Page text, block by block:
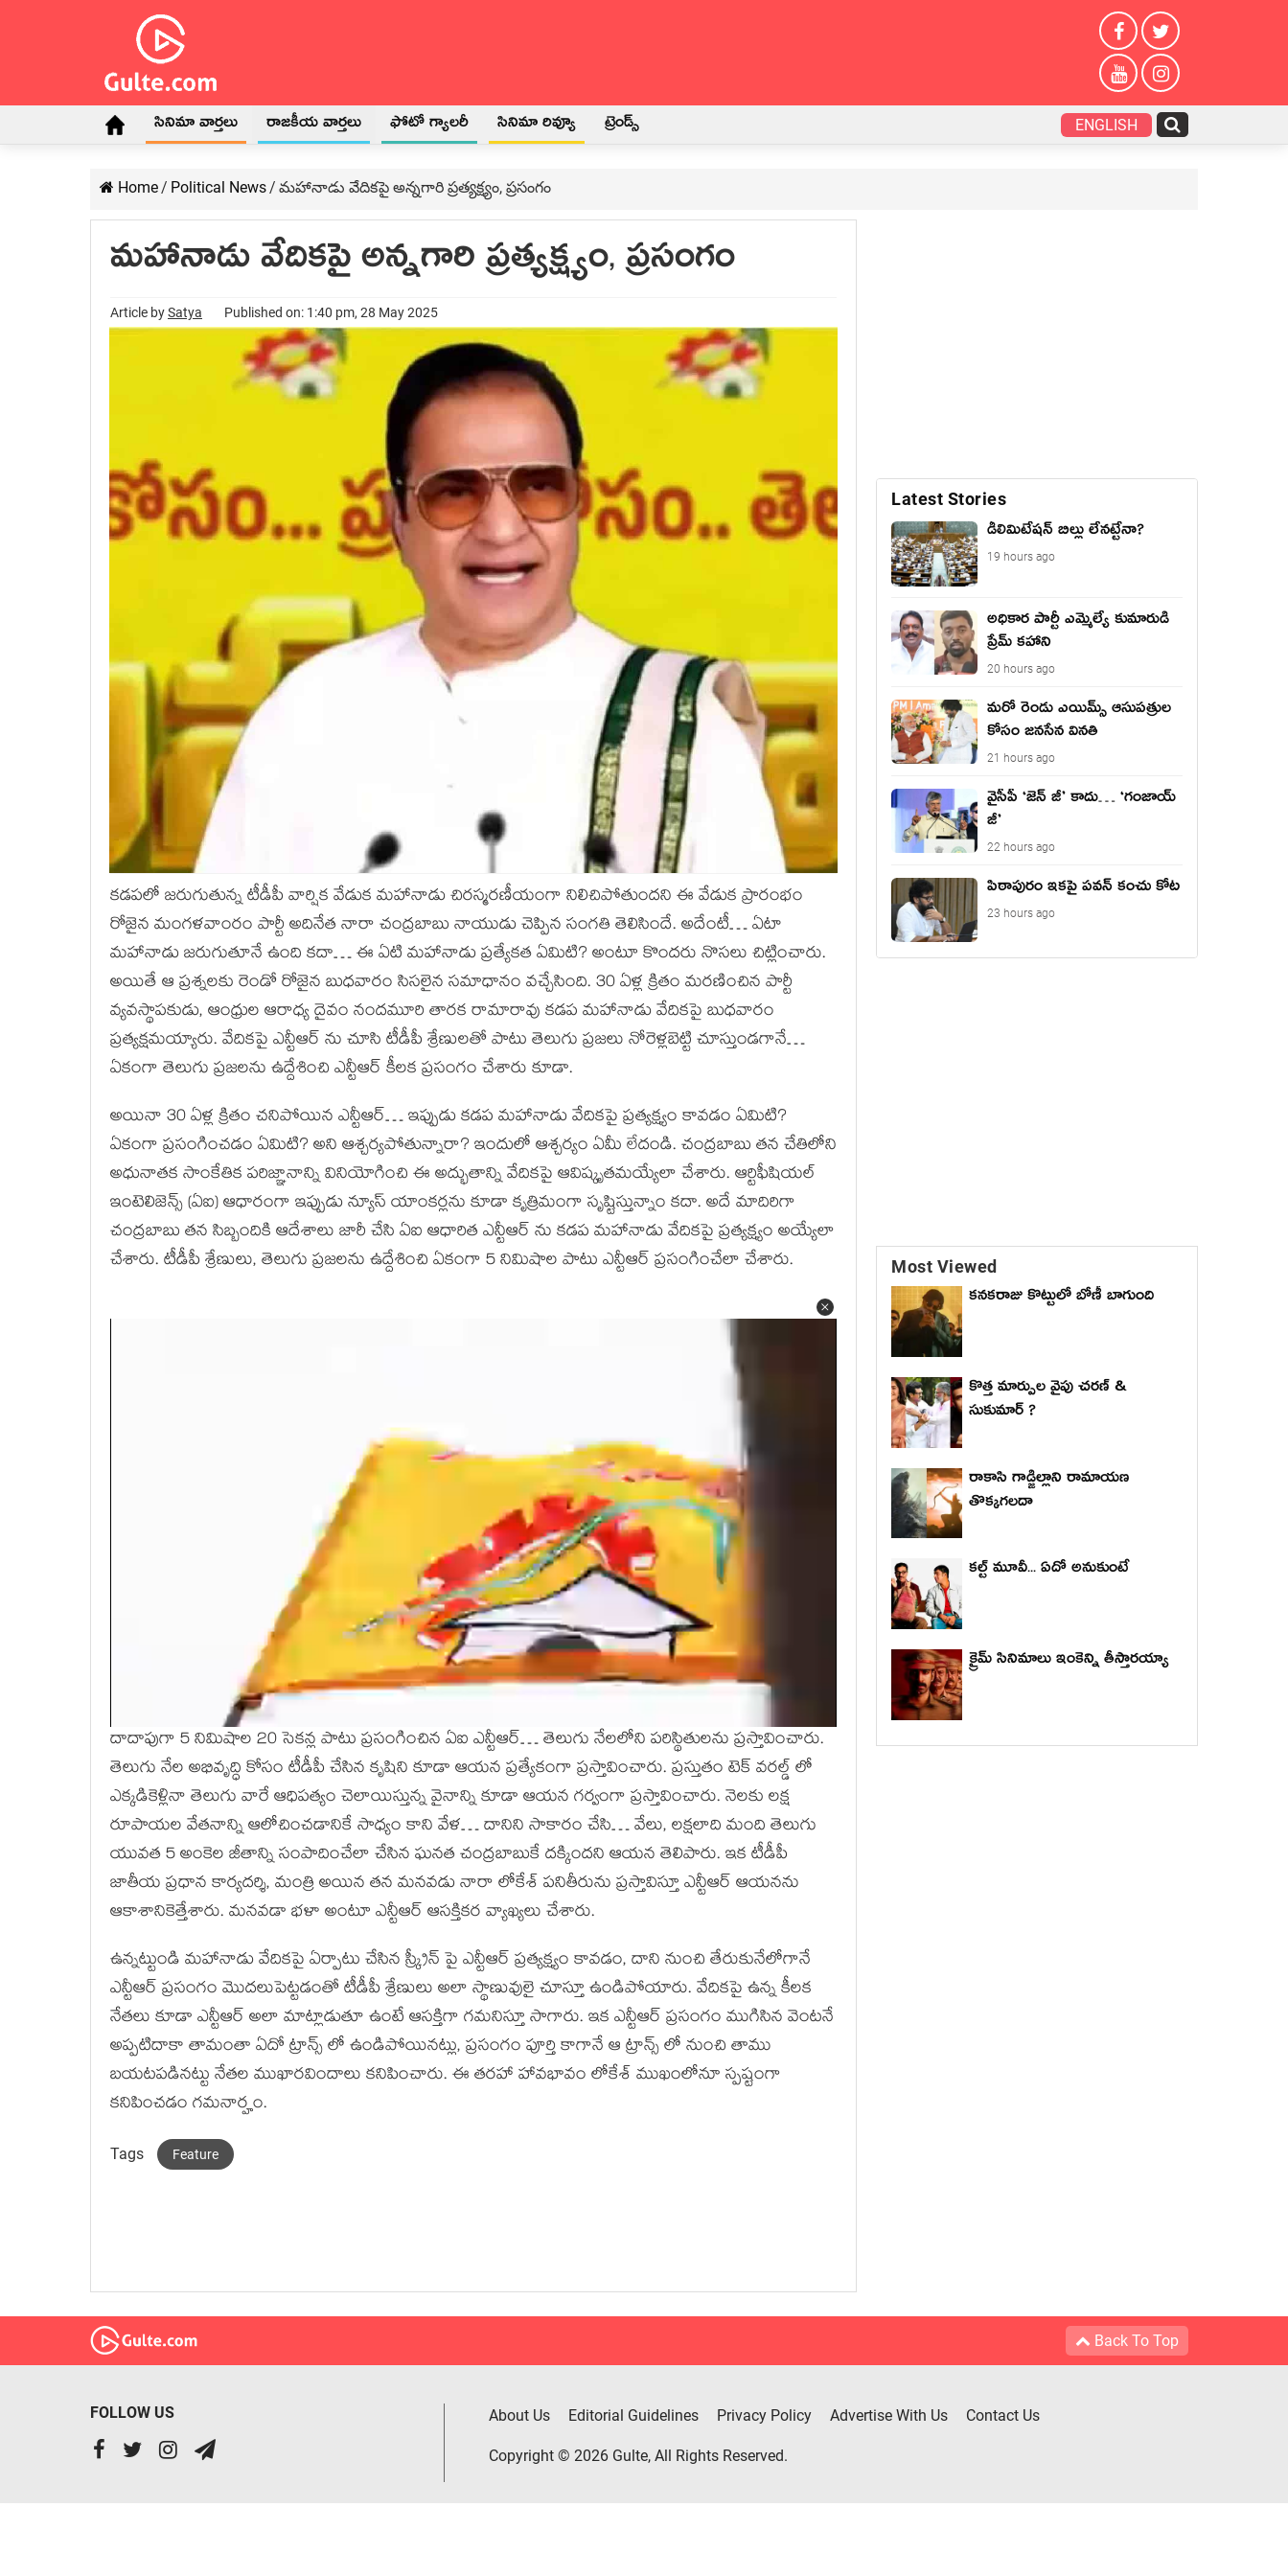
సినిమా వార్తలు రాజకీయ వార్తలు ఫోటో గ్యాలరీ సినిమా రివ్యూ ట్రెండ్స్ ENGLISH
Home/ Political News/ మహానాడు వేదికపై అన్నగారి ప్రత్యక్ష్యం, ప్రసంగం
మహానాడు వేదికపై అన్నగారి ప్రత్యక్ష్యం, ప్రసంగం
Article bySatya Published on: 1:40 pm, 28 May 2025
కడపలో జరుగుతున్న టీడీపీ వార్షిక వేడుక మహానాడు చిరస్మరణీయంగా నిలిచిపోతుందని ఈ వేడుక ప్రారంభం
రోజైన మంగళవాంరం పార్టీ అదినేత నారా చంద్రబాబు నాయుడు చెప్పిన సంగతి తెలిసిందే. అదేంటీ… ఏటా
మహానాడు జరుగుతూనే ఉంది కదా… ఈ ఏటి మహానాడు ప్రత్యేకత ఏమిటి? అంటూ కొందరు నొసలు చిట్లించారు.
అయితే ఆ ప్రశ్నలకు రెండో రోజైన బుధవారం సిసలైన సమాధానం వచ్చేసింది. 30 ఏళ్ల క్రితం మరణించిన పార్టీ
వ్యవస్థాపకుడు, ఆంధ్రుల ఆరాధ్య దైవం నందమూరి తారక రామారావు కడప మహానాడు వేదికపై బుధవారం
ప్రత్యక్షమయ్యారు. వేదికపై ఎన్టీఆర్ ను చూసి టీడీపీ శ్రేణులతో పాటు తెలుగు ప్రజలు నోరెళ్లబెట్టి చూస్తుండగానే…
ఏకంగా తెలుగు ప్రజలను ఉద్దేశించి ఎన్టీఆర్ కీలక ప్రసంగం చేశారు కూడా.
అయినా 30 ఏళ్ల క్రితం చనిపోయిన ఎన్టీఆర్… ఇప్పుడు కడప మహానాడు వేదికపై ప్రత్యక్ష్యం కావడం ఏమిటి?
ఏకంగా ప్రసంగించడం ఏమిటి? అని ఆశ్చర్యపోతున్నారా? ఇందులో ఆశ్చర్యం ఏమీ లేదండి. చంద్రబాబు తన చేతిలోని
అధునాతక సాంకేతిక పరిజ్ఞానాన్ని వినియోగించి ఈ అద్భుతాన్ని వేదికపై ఆవిష్కృతమయ్యేలా చేశారు. ఆర్టిఫీషియల్
ఇంటెలిజెన్స్ (ఏఐ) ఆధారంగా ఇప్పుడు న్యూస్ యాంకర్లను కూడా కృత్రిమంగా సృష్టిస్తున్నాం కదా. అదే మాదిరిగా
చంద్రబాబు తన సిబ్బందికి ఆదేశాలు జారీ చేసి ఏఐ ఆధారిత ఎన్టీఆర్ ను కడప మహానాడు వేదికపై ప్రత్యక్ష్యం అయ్యేలా
చేశారు. టీడీపీ శ్రేణులు, తెలుగు ప్రజలను ఉద్దేశించి ఏకంగా 5 నిమిషాల పాటు ఎన్టీఆర్ ప్రసంగించేలా చేశారు.
దాదాపుగా 5 నిమిషాల 20 సెకన్ల పాటు ప్రసంగించిన ఏఐ ఎన్టీఆర్… తెలుగు నేలలోని పరిస్థితులను ప్రస్తావించారు.
తెలుగు నేల అభివృద్ధి కోసం టీడీపీ చేసిన కృషిని కూడా ఆయన ప్రత్యేకంగా ప్రస్తావించారు. ప్రస్తుతం టెక్ వరల్డ్ లో
ఎక్కడికెళ్లినా తెలుగు వారే ఆధిపత్యం చెలాయిస్తున్న వైనాన్ని కూడా ఆయన గర్వంగా ప్రస్తావించారు. నెలకు లక్ష
రూపాయల వేతనాన్ని ఆలోచించడానికే సాధ్యం కాని వేళ… దానిని సాకారం చేసి… వేలు, లక్షలాది మంది తెలుగు
యువత 5 అంకెల జీతాన్ని సంపాదించేలా చేసిన ఘనత చంద్రబాబుకే దక్కిందని ఆయన తెలిపారు. ఇక టీడీపీ
జాతీయ ప్రధాన కార్యదర్శి, మంత్రి అయిన తన మనవడు నారా లోకేశ్ పనితీరును ప్రస్తావిస్తూ ఎన్టీఆర్ ఆయనను
ఆకాశానికెత్తేశారు. మనవడా భళా అంటూ ఎన్టీఆర్ ఆసక్తికర వ్యాఖ్యలు చేశారు.
ఉన్నట్టుండి మహానాడు వేదికపై ఏర్పాటు చేసిన స్క్రీన్ పై ఎన్టీఆర్ ప్రత్యక్ష్యం కావడం, దాని నుంచి తేరుకునేలోగానే
ఎన్టీఆర్ ప్రసంగం మొదలుపెట్టడంతో టీడీపీ శ్రేణులు అలా స్థాణువులై చూస్తూ ఉండిపోయారు. వేదికపై ఉన్న కీలక
నేతలు కూడా ఎన్టీఆర్ అలా మాట్లాడుతూ ఉంటే ఆసక్తిగా గమనిస్తూ సాగారు. ఇక ఎన్టీఆర్ ప్రసంగం ముగిసిన వెంటనే
అప్పటిదాకా తామంతా ఏదో ట్రాన్స్ లో ఉండిపోయినట్లు, ప్రసంగం పూర్తి కాగానే ఆ ట్రాన్స్ లో నుంచి తాము
బయటపడినట్టు నేతల ముఖారవిందాలు కనిపించారు. ఈ తరహా హావభావం లోకేశ్ ముఖంలోనూ స్పష్టంగా
కనిపించడం గమనార్హం.
Tags Feature
Latest Stories
డీలిమిటేషన్ బిల్లు లేన‌ట్టేనా?
19 hours ago
అధికార పార్టీ ఎమ్మెల్యే కుమారుడి
ప్రేమ్ కహాని
20 hours ago
మరో రెండు ఎయిమ్స్ ఆసుపత్రుల
కోసం జనసేన వినతి
21 hours ago
వైసీపీ ‘జెన్ జీ’ కాదు… ‘గంజాయ్
జీ’
22 hours ago
పిఠాపురం ఇకపై పవన్ కంచు కోట
23 hours ago
Most Viewed
కనకరాజు కొట్టులో బోణీ బాగుంది
కొత్త మార్పుల వైపు చరణ్ &
సుకుమార్ ?
రాకాసి గాడ్జిల్లాని రామాయణ
తొక్కగలదా
కల్ట్ మూవీ... ఏదో అనుకుంటే
క్రైమ్ సినిమాలు ఇంకెన్ని తీస్తారయ్యా
Back To Top
FOLLOW US About Us Editorial Guidelines Privacy Policy Advertise With Us Contact Us
Copyright © 2026 Gulte, All Rights Reserved.